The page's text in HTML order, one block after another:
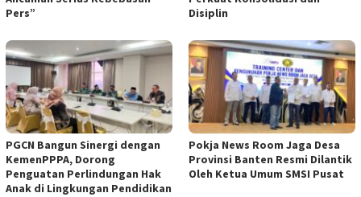
Pers”
Disiplin
PGCN Bangun Sinergi dengan
KemenPPPA, Dorong
Penguatan Perlindungan Hak
Anak di Lingkungan Pendidikan
Pokja News Room Jaga Desa
Provinsi Banten Resmi Dilantik
Oleh Ketua Umum SMSI Pusat